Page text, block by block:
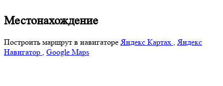
Местонахождение
Построить маршрут в навигатореЯндекс Картах ,Яндекс
Навигатор , Google Maps